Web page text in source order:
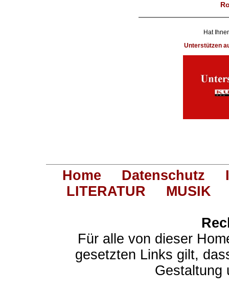
Hat
Unterstützen
Home Datenschutz
LITERATUR
MUSIK
Für alle von dieser
gesetzten Links gilt,
Gestaltung